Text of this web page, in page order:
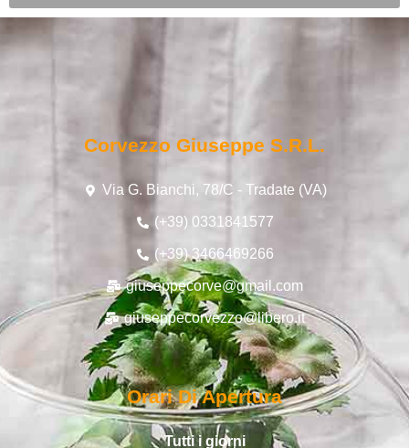
Corvezzo Giuseppe S.r.l.
Via G. Bianchi, 78/C - Tradate (VA)
(+39) 0331841577
(+39) 3466469266
giuseppecorve@gmail.com
giuseppecorvezzo@libero.it
Orari Di Apertura
Tutti i giorni